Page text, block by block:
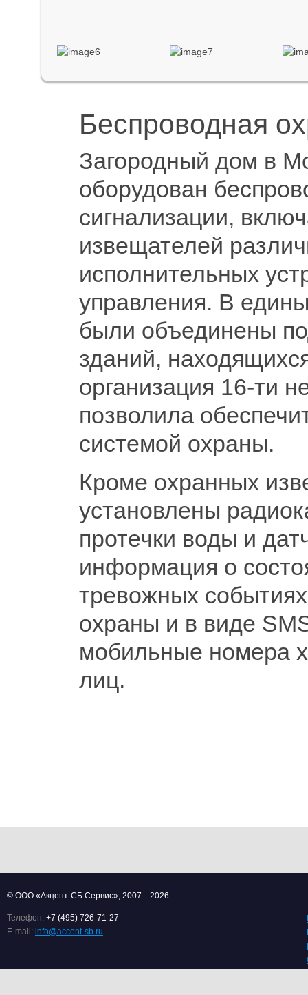
Беспроводная
Загородный дом в
оборудован
сигнализации,
извещателей
исполнительных
управления. В
были объединены
зданий,
организация 16-ти
позволила
системой охраны.
Кроме охранных
установлены
протечки воды и
информация о
тревожных
охраны и в виде
мобильные номера
лиц.
© ООО «Акцент-СБ Сервис», 2007—2026
Телефон: +7 (495) 726-71-27
E-mail: info@accent-sb.ru